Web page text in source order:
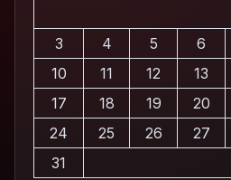
3
4 5 6
10
11 12 13
17
18 19 20
24
25 26 27
31